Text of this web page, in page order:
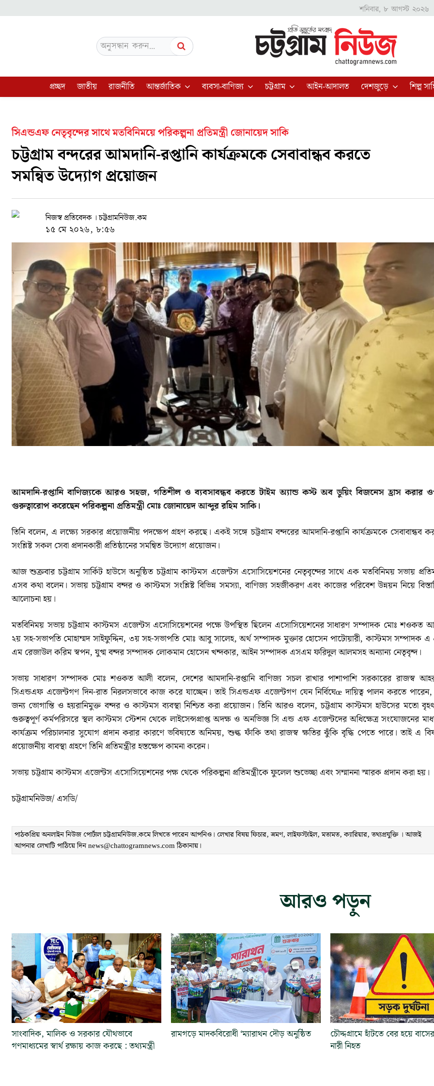
শনিবার, ৮ আগস্ট ২০২৬
অনুসন্ধান করুন...
প্রচ্ছদ জাতীয় রাজনীতি আন্তর্জাতিক ব্যবসা-বাণিজ্য চট্টগ্রাম আইন-আদালত দেশজুড়ে শিল্প
সিএন্ডএফ নেতৃবৃন্দের সাথে মতবিনিময়ে পরিকল্পনা প্রতিমন্ত্রী জোনায়েদ সাকি
চট্টগ্রাম বন্দরের আমদানি-রপ্তানি কার্যক্রমকে সেবাবান্ধব করতে
সমন্বিত উদ্যোগ প্রয়োজন
নিজস্ব প্রতিবেদক । চট্টগ্রামনিউজ.কম
১৫ মে ২০২৬, ৮:৫৬
আমদানি-রপ্তানি বাণিজ্যকে আরও সহজ, গতিশীল ও ব্যবসাবন্ধব করতে টাইম অ্যান্ড কস্ট অব ডুয়িং বিজনেস হ্রাস করার
গুরুত্বারোপ করেছেন পরিকল্পনা প্রতিমন্ত্রী মোঃ জোনায়েদ আব্দুর রহিম সাকি।
তিনি বলেন, এ লক্ষ্যে সরকার প্রয়োজনীয় পদক্ষেপ গ্রহণ করছে। একই সঙ্গে চট্টগ্রাম বন্দরের আমদানি-রপ্তানি কার্যক্রমকে সেবাবান্ধব
সংশ্লিষ্ট সকল সেবা প্রদানকারী প্রতিষ্ঠানের সমন্বিত উদ্যোগ প্রয়োজন।
আজ শুক্রবার চট্টগ্রাম সার্কিট হাউসে অনুষ্ঠিত চট্টগ্রাম কাস্টমস এজেন্টস এসোসিয়েশনের নেতৃবৃন্দের সাথে এক মতবিনিময় সভায়
এসব কথা বলেন। সভায় চট্টগ্রাম বন্দর ও কাস্টমস সংশ্লিষ্ট বিভিন্ন সমস্যা, বাণিজ্য সহজীকরণ এবং কাজের পরিবেশ উন্নয়ন নিয়ে
আলোচনা হয়।
মতবিনিময় সভায় চট্টগ্রাম কাস্টমস এজেন্টস এসোসিয়েশনের পক্ষে উপস্থিত ছিলেন এসোসিয়েশনের সাধারণ সম্পাদক মোঃ শওকত
২য় সহ-সভাপতি মোহাম্মদ সাইফুদ্দিন, ৩য় সহ-সভাপতি মোঃ আবু সালেহ, অর্থ সম্পাদক মুক্তার হোসেন পাটোয়ারী, কাস্টমস সম্পাদক
এম রেজাউল করিম স্বপন, যুগ্ম বন্দর সম্পাদক লোকমান হোসেন খন্দকার, আইন সম্পাদক এসএম ফরিদুল আলমসহ অন্যান্য নেতৃবৃন্দ।
সভায় সাধারণ সম্পাদক মোঃ শওকত আলী বলেন, দেশের আমদানি-রপ্তানি বাণিজ্য সচল রাখার পাশাপাশি সরকারের রাজস্ব
সিএন্ডএফ এজেন্টগণ দিন-রাত নিরলসভাবে কাজ করে যাচ্ছেন। তাই সিএন্ডএফ এজেন্টগণ যেন নির্বিঘেœ দায়িত্ব পালন করতে
জন্য ভোগান্তি ও হয়রানিমুক্ত বন্দর ও কাস্টমস ব্যবস্থা নিশ্চিত করা প্রয়োজন। তিনি আরও বলেন, চট্টগ্রাম কাস্টমস হাউসের মতো
গুরুত্বপূর্ণ কর্মপরিসরে স্থল কাস্টমস স্টেশন থেকে লাইসেন্সপ্রাপ্ত অদক্ষ ও অনভিজ্ঞ সি এন্ড এফ এজেন্টদের অধিক্ষেত্র সংযোজনের
কার্যক্রম পরিচালনার সুযোগ প্রদান করার কারণে ভবিষ্যতে অনিময়, শুল্ক ফাঁকি তথা রাজস্ব ক্ষতির ঝুঁকি বৃদ্ধি পেতে পারে। তাই এ
প্রয়োজনীয় ব্যবস্থা গ্রহণে তিনি প্রতিমন্ত্রীর হস্তক্ষেপ কামনা করেন।
সভায় চট্টগ্রাম কাস্টমস এজেন্টস এসোসিয়েশনের পক্ষ থেকে পরিকল্পনা প্রতিমন্ত্রীকে ফুলেল শুভেচ্ছা এবং সম্মাননা স্মারক প্রদান করা হয়।
চট্টগ্রামনিউজ/ এসডি/
পাঠকপ্রিয় অনলাইন নিউজ পোর্টাল চট্টগ্রামনিউজ.কমে লিখতে পারেন আপনিও। লেখার বিষয় ফিচার, ভ্রমণ, লাইফস্টাইল, মতামত, ক্যারিয়ার, তথ্যপ্রযুক্তি । আজই
আপনার লেখাটি পাঠিয়ে দিন news@chattogramnews.com ঠিকানায়।
আরও পড়ুন
সাংবাদিক, মালিক ও সরকার যৌথভাবে
গণমাধ্যমের স্বার্থ রক্ষায় কাজ করছে : তথ্যমন্ত্রী
রামগড়ে মাদকবিরোধী ‘ম্যারাথন দৌড় অনুষ্ঠিত
চৌদ্দগ্রামে হাঁটতে বের হয়ে
নারী নিহত